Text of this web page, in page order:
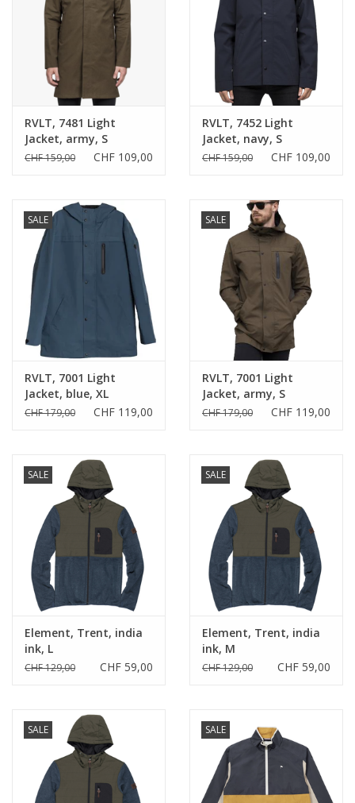
RVLT, 7481 Light
Jacket, army, S
CHF 159,00 CHF 109,00
RVLT, 7452 Light
Jacket, navy, S
CHF 159,00 CHF 109,00
SALE
RVLT, 7001 Light
Jacket, blue, XL
CHF 179,00 CHF 119,00
SALE
RVLT, 7001 Light
Jacket, army, S
CHF 179,00 CHF 119,00
SALE
Element, Trent, india
ink, L
CHF 129,00 CHF 59,00
SALE
Element, Trent, india
ink, M
CHF 129,00 CHF 59,00
SALE SALE